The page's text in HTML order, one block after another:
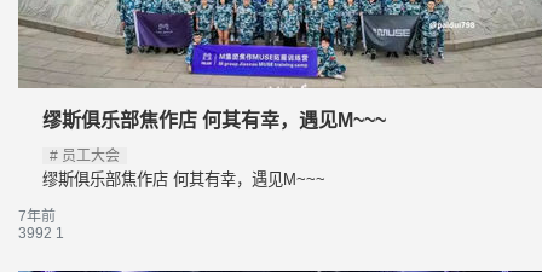
缪斯俱乐部焦作店 何其有幸，遇见M~~~
员工大会
缪斯俱乐部焦作店 何其有幸，遇见M~~~
7年前
3992 1